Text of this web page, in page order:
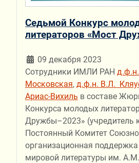
Седьмой Конкурс
литераторов «Мост
09 декабря 2023
Сотрудники ИМЛИ РАН
Московская, д.ф.н. В.Л.
Ариас-Вихиль в составе
Конкурса молодых
Дружбы–2023» (учредитель
Постоянный Комитет
организационная
мировой литературы им.